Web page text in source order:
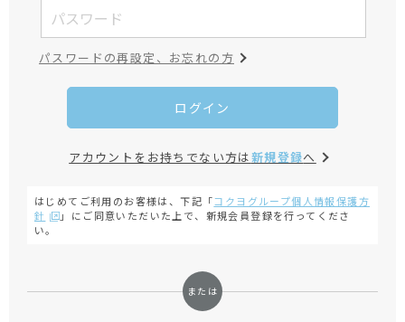
パスワードの再設定、お忘れの方
ログイン
アカウントをお持ちでない方は新規登録へ
はじめてご利用のお客様は、下記「コクヨグループ個人情報保護方
針
」にご同意いただいた上で、新規会員登録を行ってくださ
い。